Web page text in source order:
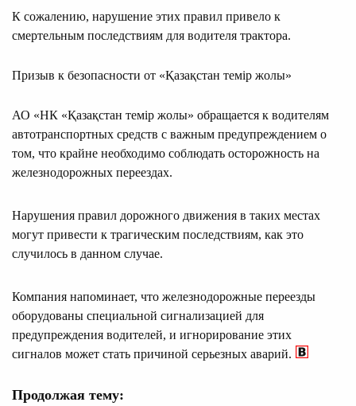
К сожалению, нарушение этих правил привело к
смертельным последствиям для водителя трактора.
Призыв к безопасности от «Қазақстан темір жолы»
АО «НК «Қазақстан темір жолы» обращается к водителям
автотранспортных средств с важным предупреждением о
том, что крайне необходимо соблюдать осторожность на
железнодорожных переездах.
Нарушения правил дорожного движения в таких местах
могут привести к трагическим последствиям, как это
случилось в данном случае.
Компания напоминает, что железнодорожные переезды
оборудованы специальной сигнализацией для
предупреждения водителей, и игнорирование этих
сигналов может стать причиной серьезных аварий.
Продолжая тему: